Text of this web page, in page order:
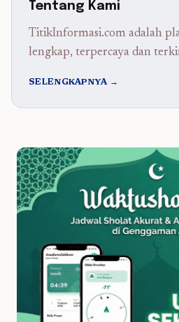
Tentang Kami
TitikInformasi.com adalah
lengkap, terpercaya dan
SELENGKAPNYA →